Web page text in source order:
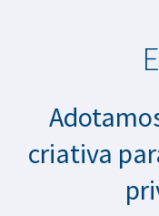
criativa